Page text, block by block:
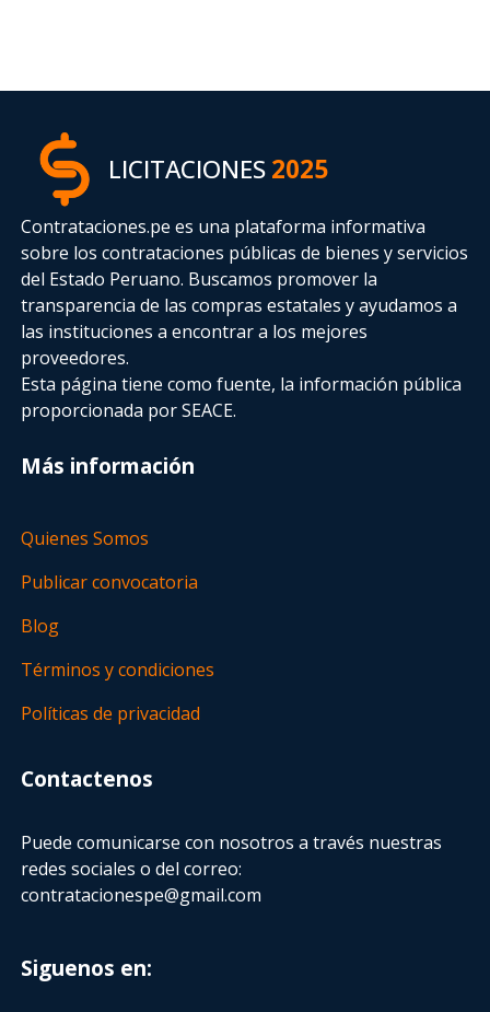
LICITACIONES2025
Contrataciones.pe es una plataforma informativa
sobre los contrataciones públicas de bienes y servicios
del Estado Peruano. Buscamos promover la
transparencia de las compras estatalesy ayudamos a
las instituciones a encontrar a los mejores
proveedores.
Esta página tiene como fuente, la información pública
proporcionada por SEACE.
Más información
Quienes Somos
Publicar convocatoria
Blog
Términos y condiciones
Políticas de privacidad
Contactenos
Puede comunicarse con nosotros a través nuestras
redes sociales o del correo:
contratacionespe@gmail.com
Siguenos en: